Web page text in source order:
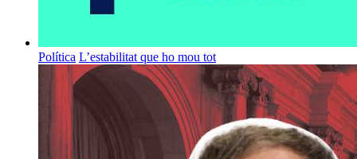
Política L’estabilitat que ho mou tot